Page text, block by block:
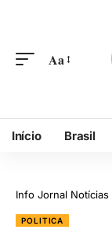
Aa
Início Brasil
Info Jornal Notícias
POLITICA